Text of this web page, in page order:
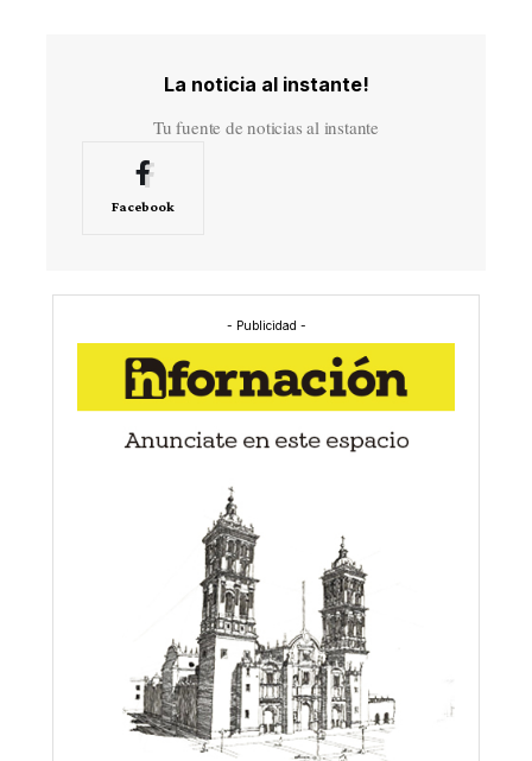
La noticia al instante!
Tu fuente de noticias al instante
Facebook
- Publicidad -